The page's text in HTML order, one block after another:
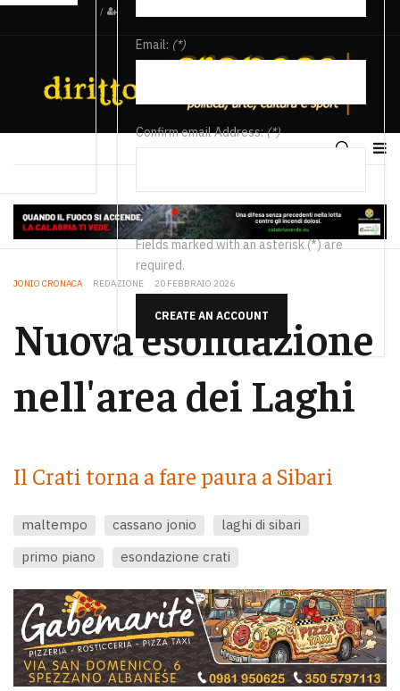
/
Email: (*)
Confirm email Address:(*)
Fields marked with an asterisk (*) are
required.
CREATE AN ACCOUNT
JONIO CRONACA REDAZIONE 20 FEBBRAIO 2026
Nuova esondazione
nell'area dei Laghi
Il Crati torna a fare paura a Sibari
maltempo cassano jonio
laghi di sibari
primo piano
esondazione crati